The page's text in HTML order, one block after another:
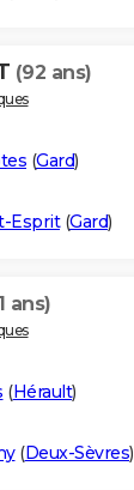
(92 ans)
(Gard)
Esprit(Gard)
ans)
(Hérault)
(Deux-Sèvres)